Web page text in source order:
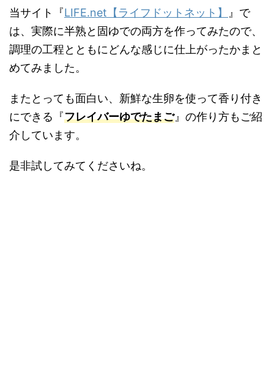
当サイト『LIFE.net【ライフドットネット】
』で
は、実際に半熟と固ゆでの両方を作ってみたので、
調理の工程とともにどんな感じに仕上がったかまと
めてみました。
またとっても面白い、新鮮な生卵を使って香り付き
にできる『フレイバーゆでたまご』の作り方もご紹
介しています。
是非試してみてくださいね。